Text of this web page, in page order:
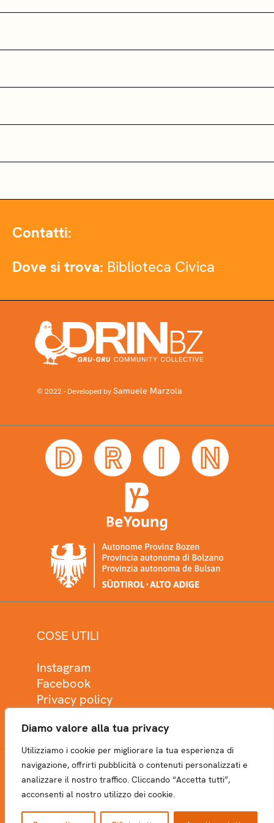
Diamo valore alla tua privacy
Utilizziamo i cookie per migliorare la tua esperienza di
navigazione, offrirti pubblicità o contenuti personalizzati e
analizzare il nostro traffico. Cliccando “Accetta tutti”,
acconsenti al nostro utilizzo dei cookie.
Contatti:
Dove si trova: Biblioteca Civica
© 2022 - Developed bySamuele Marzola
COSE UTILI
Instagram
Facebook
Privacy policy
NEWSLETTER